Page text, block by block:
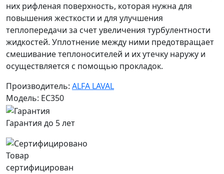
них рифленая поверхность, которая нужна для
повышения жесткости и для улучшения
теплопередачи за счет увеличения турбулентности
жидкостей. Уплотнение между ними предотвращает
смешивание теплоносителей и их утечку наружу и
осуществляется с помощью прокладок.
Производитель: ALFA LAVAL
Модель: EC350
Гарантия до 5 лет
Товар
сертифицирован